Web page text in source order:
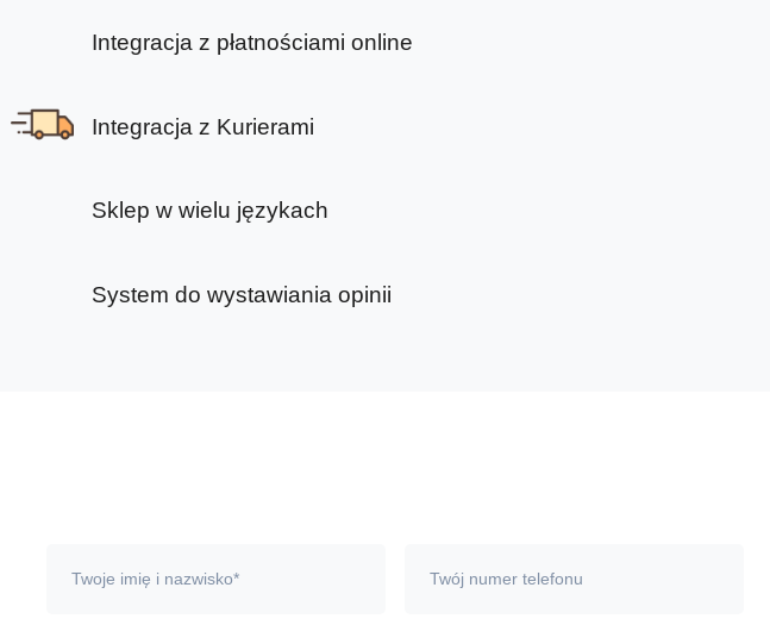
Integracja z płatnościami online
Integracja z Kurierami
Sklep w wielu językach
System do wystawiania opinii